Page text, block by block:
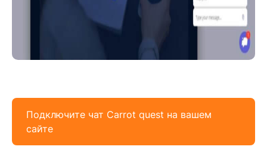
Подключите чат Carrot quest на вашем
сайте